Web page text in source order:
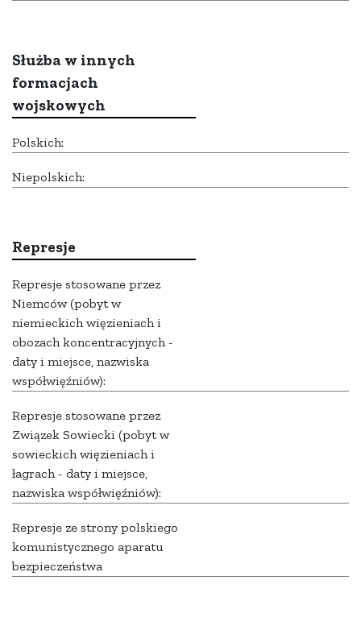
Służba w innych
formacjach
wojskowych
Polskich:
Niepolskich:
Represje
Represje stosowane przez
Niemców (pobyt w
niemieckich więzieniach i
obozach koncentracyjnych -
daty i miejsce, nazwiska
współwięźniów):
Represje stosowane przez
Związek Sowiecki (pobyt w
sowieckich więzieniach i
łagrach - daty i miejsce,
nazwiska współwięźniów):
Represje ze strony polskiego
komunistycznego aparatu
bezpieczeństwa